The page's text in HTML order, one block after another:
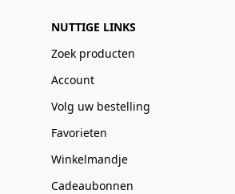
NUTTIGE LINKS
Zoek producten
Account
Volg uw bestelling
Favorieten
Winkelmandje
Cadeaubonnen